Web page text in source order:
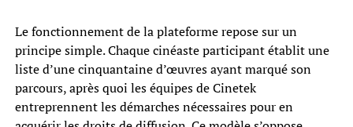
Le fonctionnement de la plateforme repose sur un
principe simple. Chaque cinéaste participant établit une
liste d’une cinquantaine d’œuvres ayant marqué son
parcours, après quoi les équipes de Cinetek
entreprennent les démarches nécessaires pour en